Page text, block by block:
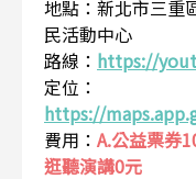
地點：新北市三重
民活動中心
路線： https://
定位：
https://
費用： A.公益票券
逛聽演講0元